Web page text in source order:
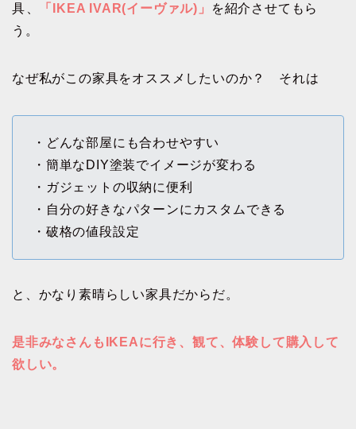
具、
「IKEA IVAR(イーヴァル)」
を紹介させてもら
う。
なぜ私がこの家具をオススメしたいのか？ それは
・どんな部屋にも合わせやすい
・簡単なDIY塗装でイメージが変わる
・ガジェットの収納に便利
・自分の好きなパターンにカスタムできる
・破格の値段設定
と、かなり素晴らしい家具だからだ。
是非みなさんもIKEAに行き、観て、体験して購入して
欲しい。